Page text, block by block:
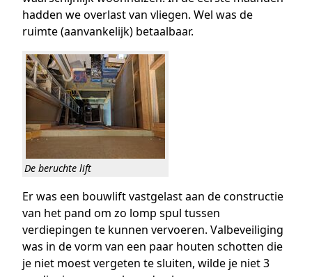
hadden we overlast van vliegen. Wel was de
ruimte (aanvankelijk) betaalbaar.
De beruchte lift
Er was een bouwlift vastgelast aan de constructie
van het pand om zo lomp spul tussen
verdiepingen te kunnen vervoeren. Valbeveiliging
was in de vorm van een paar houten schotten die
je niet moest vergeten te sluiten, wilde je niet 3